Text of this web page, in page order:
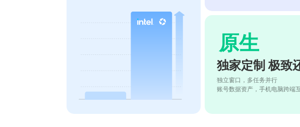
原生
独家定制 极致
独立窗口，多任务并行
账号数据资产，手机电脑跨端